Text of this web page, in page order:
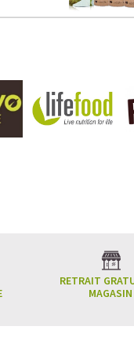
chocolat est
de fleurs du
aussi 100%
de façon
RETRAIT
MAGASIN